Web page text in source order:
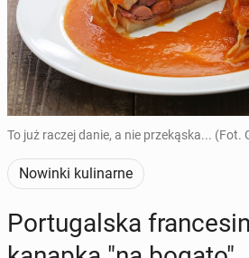
To już raczej danie, a nie przekąska... (Fot.
Nowinki kulinarne
Por­tu­gal­ska